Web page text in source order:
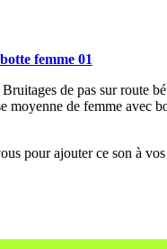
femme 01
de pas sur route
moyenne de femme avec